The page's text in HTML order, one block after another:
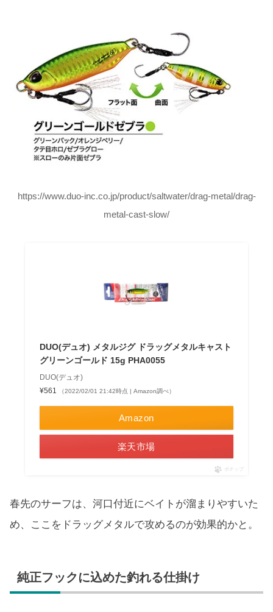
https://www.duo-inc.co.jp/product/saltwater/drag-metal/drag-
metal-cast-slow/
DUO(デュオ) メタルジグ ドラッグメタルキャスト
グリーンゴールド 15g PHA0055
DUO(デュオ)
¥561
（2022/02/01 21:42時点 | Amazon調べ）
Amazon
楽天市場
ポチップ
春先のサーフは、河口付近にベイトが溜まりやすいた
め、ここをドラッグメタルで攻めるのが効果的かと。
純正フックに込めた釣れる仕掛け